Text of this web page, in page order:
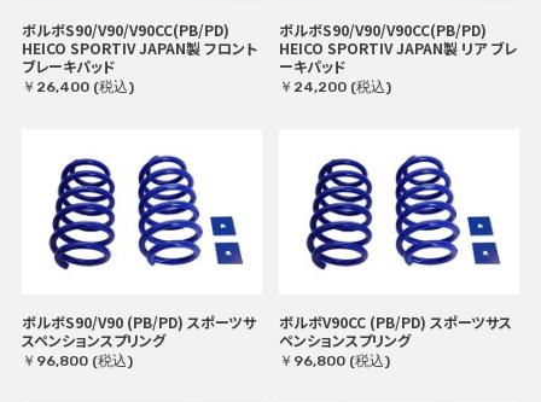
ボルボS90/V90/V90CC(PB/PD)
HEICO SPORTIV JAPAN製 フロント
ブレーキパッド
￥26,400 (税込)
ボルボS90/V90/V90CC(PB/PD)
HEICO SPORTIV JAPAN製 リア ブレ
ーキパッド
￥24,200 (税込)
ボルボS90/V90 (PB/PD) スポーツサ
スペンションスプリング
￥96,800 (税込)
ボルボV90CC (PB/PD) スポーツサス
ペンションスプリング
￥96,800 (税込)